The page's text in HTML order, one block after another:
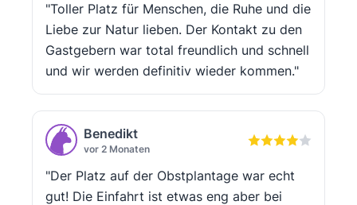
"Toller Platz für Menschen, die Ruhe und die
Liebe zur Natur lieben. Der Kontakt zu den
Gastgebern war total freundlich und schnell
und wir werden definitiv wieder kommen."
Benedikt
vor 2 Monaten
"Der Platz auf der Obstplantage war echt
gut! Die Einfahrt ist etwas eng aber bei